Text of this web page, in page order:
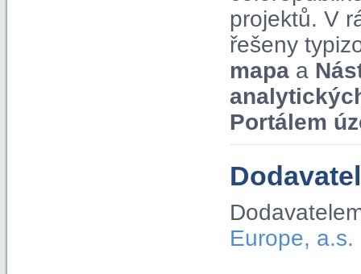
projektů. V
řešeny
mapa a
Portálem
Europe, a.s.